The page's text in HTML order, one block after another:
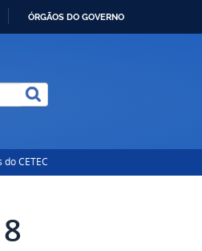
ÓRGÃOS DO GOVERNO
CETEC